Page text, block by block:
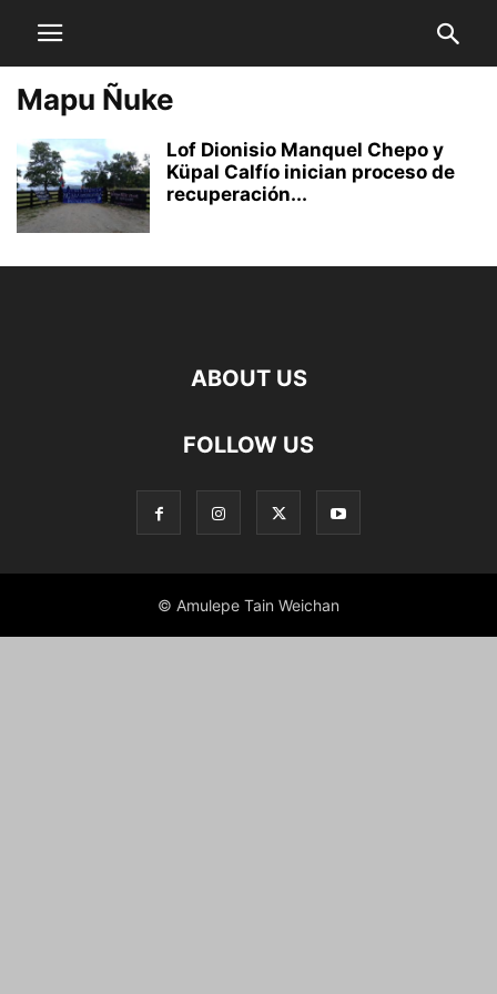
Mapu Ñuke
Lof Dionisio Manquel Chepo y
Küpal Calfío inician proceso de
recuperación...
ABOUT US
FOLLOW US
© Amulepe Tain Weichan